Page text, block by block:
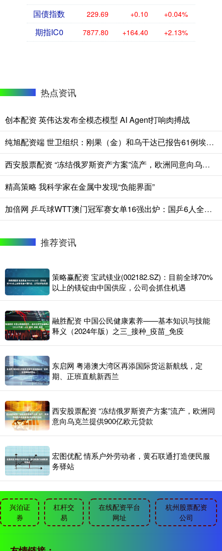
国债指数 229.69 +0.10 +0.04%
期指IC0 7877.80 +164.40 +2.13%
热点资讯
创本配资 英伟达发布全模态模型 AI Agent打响肉搏战
纯旭配资端 世卫组织：刚果（金）和乌干达已报告61例埃博拉死亡病例
西安股票配资 “冻结俄罗斯资产方案”流产，欧洲同意向乌克兰提供900亿欧元贷款
精高策略 我科学家在金属中发现“负能界面”
加倍网 乒乓球WTT澳门冠军赛女单16强出炉：国乒6人全胜，韩国遭全军覆没
推荐资讯
策略赢配资 宝武镁业(002182.SZ)：目前全球70%
以上的镁锭由中国供应，公司会抓住机遇
融胜配资 中国公民健康素养——基本知识与技能
释义（2024年版）之三_接种_疫苗_免疫
东启网 粤港澳大湾区再添国际货运新航线，定
期、正班直航新西兰
西安股票配资 “冻结俄罗斯资产方案”流产，欧洲同
意向乌克兰提供900亿欧元贷款
宏图优配 情系户外劳动者，黄石联通打造便民服
务驿站
兴泊证
券
杠杆交
易
在线配资平台
网址
杭州股票配资
公司